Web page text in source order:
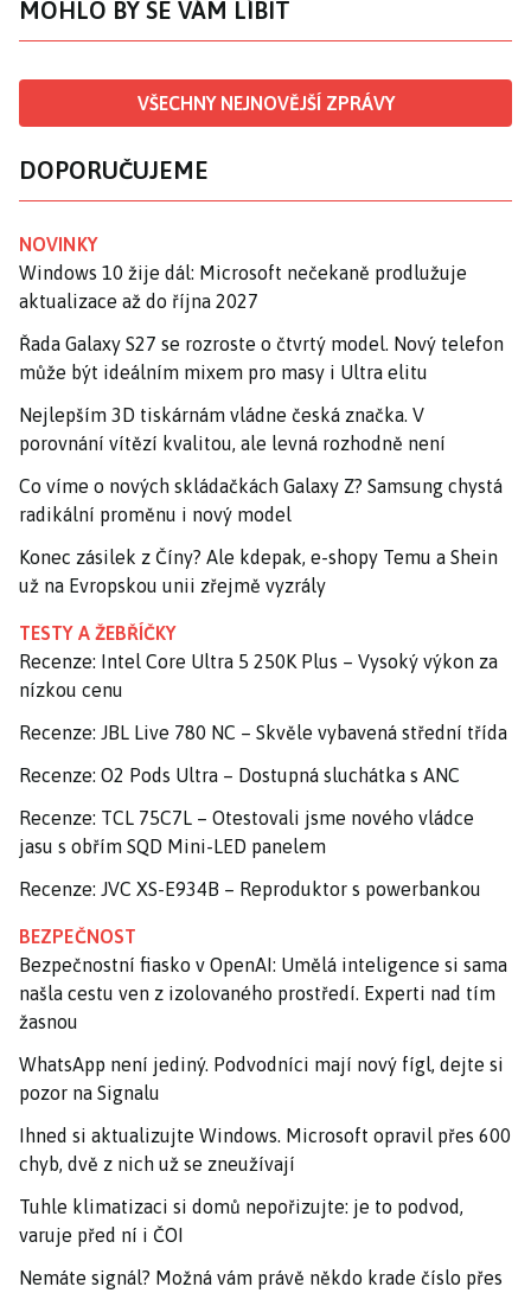
MOHLO BY SE VÁM LÍBIT
VŠECHNY NEJNOVĚJŠÍ ZPRÁVY
DOPORUČUJEME
NOVINKY
Windows 10 žije dál: Microsoft nečekaně prodlužuje
aktualizace až do října 2027
Řada Galaxy S27 se rozroste o čtvrtý model. Nový telefon
může být ideálním mixem pro masy i Ultra elitu
Nejlepším 3D tiskárnám vládne česká značka. V
porovnání vítězí kvalitou, ale levná rozhodně není
Co víme o nových skládačkách Galaxy Z? Samsung chystá
radikální proměnu i nový model
Konec zásilek z Číny? Ale kdepak, e-shopy Temu a Shein
už na Evropskou unii zřejmě vyzrály
TESTY A ŽEBŘÍČKY
Recenze: Intel Core Ultra 5 250K Plus – Vysoký výkon za
nízkou cenu
Recenze: JBL Live 780 NC – Skvěle vybavená střední třída
Recenze: O2 Pods Ultra – Dostupná sluchátka s ANC
Recenze: TCL 75C7L – Otestovali jsme nového vládce
jasu s obřím SQD Mini-LED panelem
Recenze: JVC XS-E934B – Reproduktor s powerbankou
BEZPEČNOST
Bezpečnostní fiasko v OpenAI: Umělá inteligence si sama
našla cestu ven z izolovaného prostředí. Experti nad tím
žasnou
WhatsApp není jediný. Podvodníci mají nový fígl, dejte si
pozor na Signalu
Ihned si aktualizujte Windows. Microsoft opravil přes 600
chyb, dvě z nich už se zneužívají
Tuhle klimatizaci si domů nepořizujte: je to podvod,
varuje před ní i ČOI
Nemáte signál? Možná vám právě někdo krade číslo přes